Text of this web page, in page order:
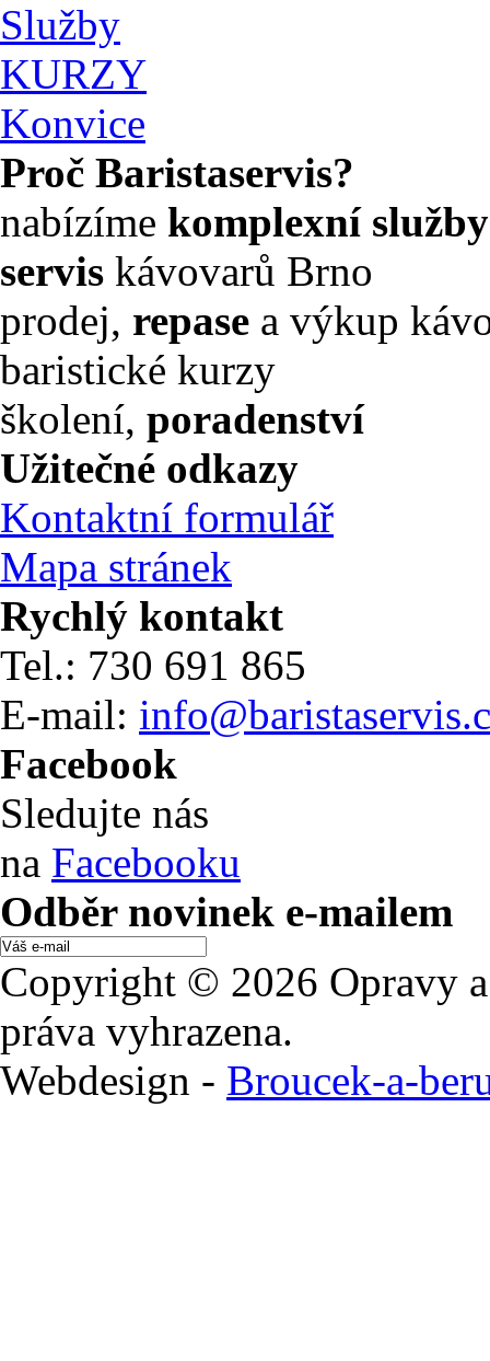
Služby
KURZY
Konvice
Proč Baristaservis?
nabízíme komplexní služby
servis kávovarů Brno
prodej, repase a výkup
baristické kurzy
školení, poradenství
Užitečné odkazy
Kontaktní formulář
Mapa stránek
Rychlý kontakt
Tel.: 730 691 865
E-mail:
Facebook
Sledujte nás
na Facebooku
Odběr novinek e-mailem
Copyright © 2026 Opravy
práva vyhrazena.
Webdesign - Broucek-a-